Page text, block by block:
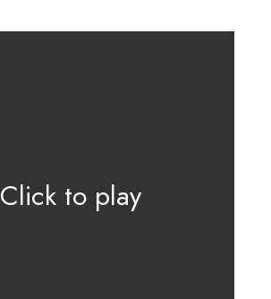
Click to play